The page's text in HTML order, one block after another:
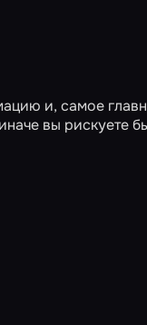
и, самое
вы рискуете